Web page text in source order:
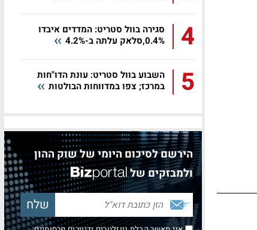
4
סגירה בוול סטריט: המדדים איבדו
0.4%,סלאק עלתה ב-4.2%
5
השבוע בוול סטריט: עונת הדו"חות
במרכז; צפו במדווחות הבולטות
הירשם לסיכום היומי של שוק ההון
ולמבזקים של